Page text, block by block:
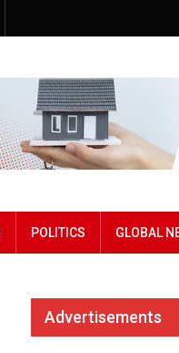
POLITICS GLOBAL
Advertisements